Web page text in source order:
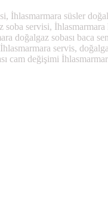
İhlasmarmara süsler
servisi,
doğalgaz sobası baca
servis,
cam değişimi